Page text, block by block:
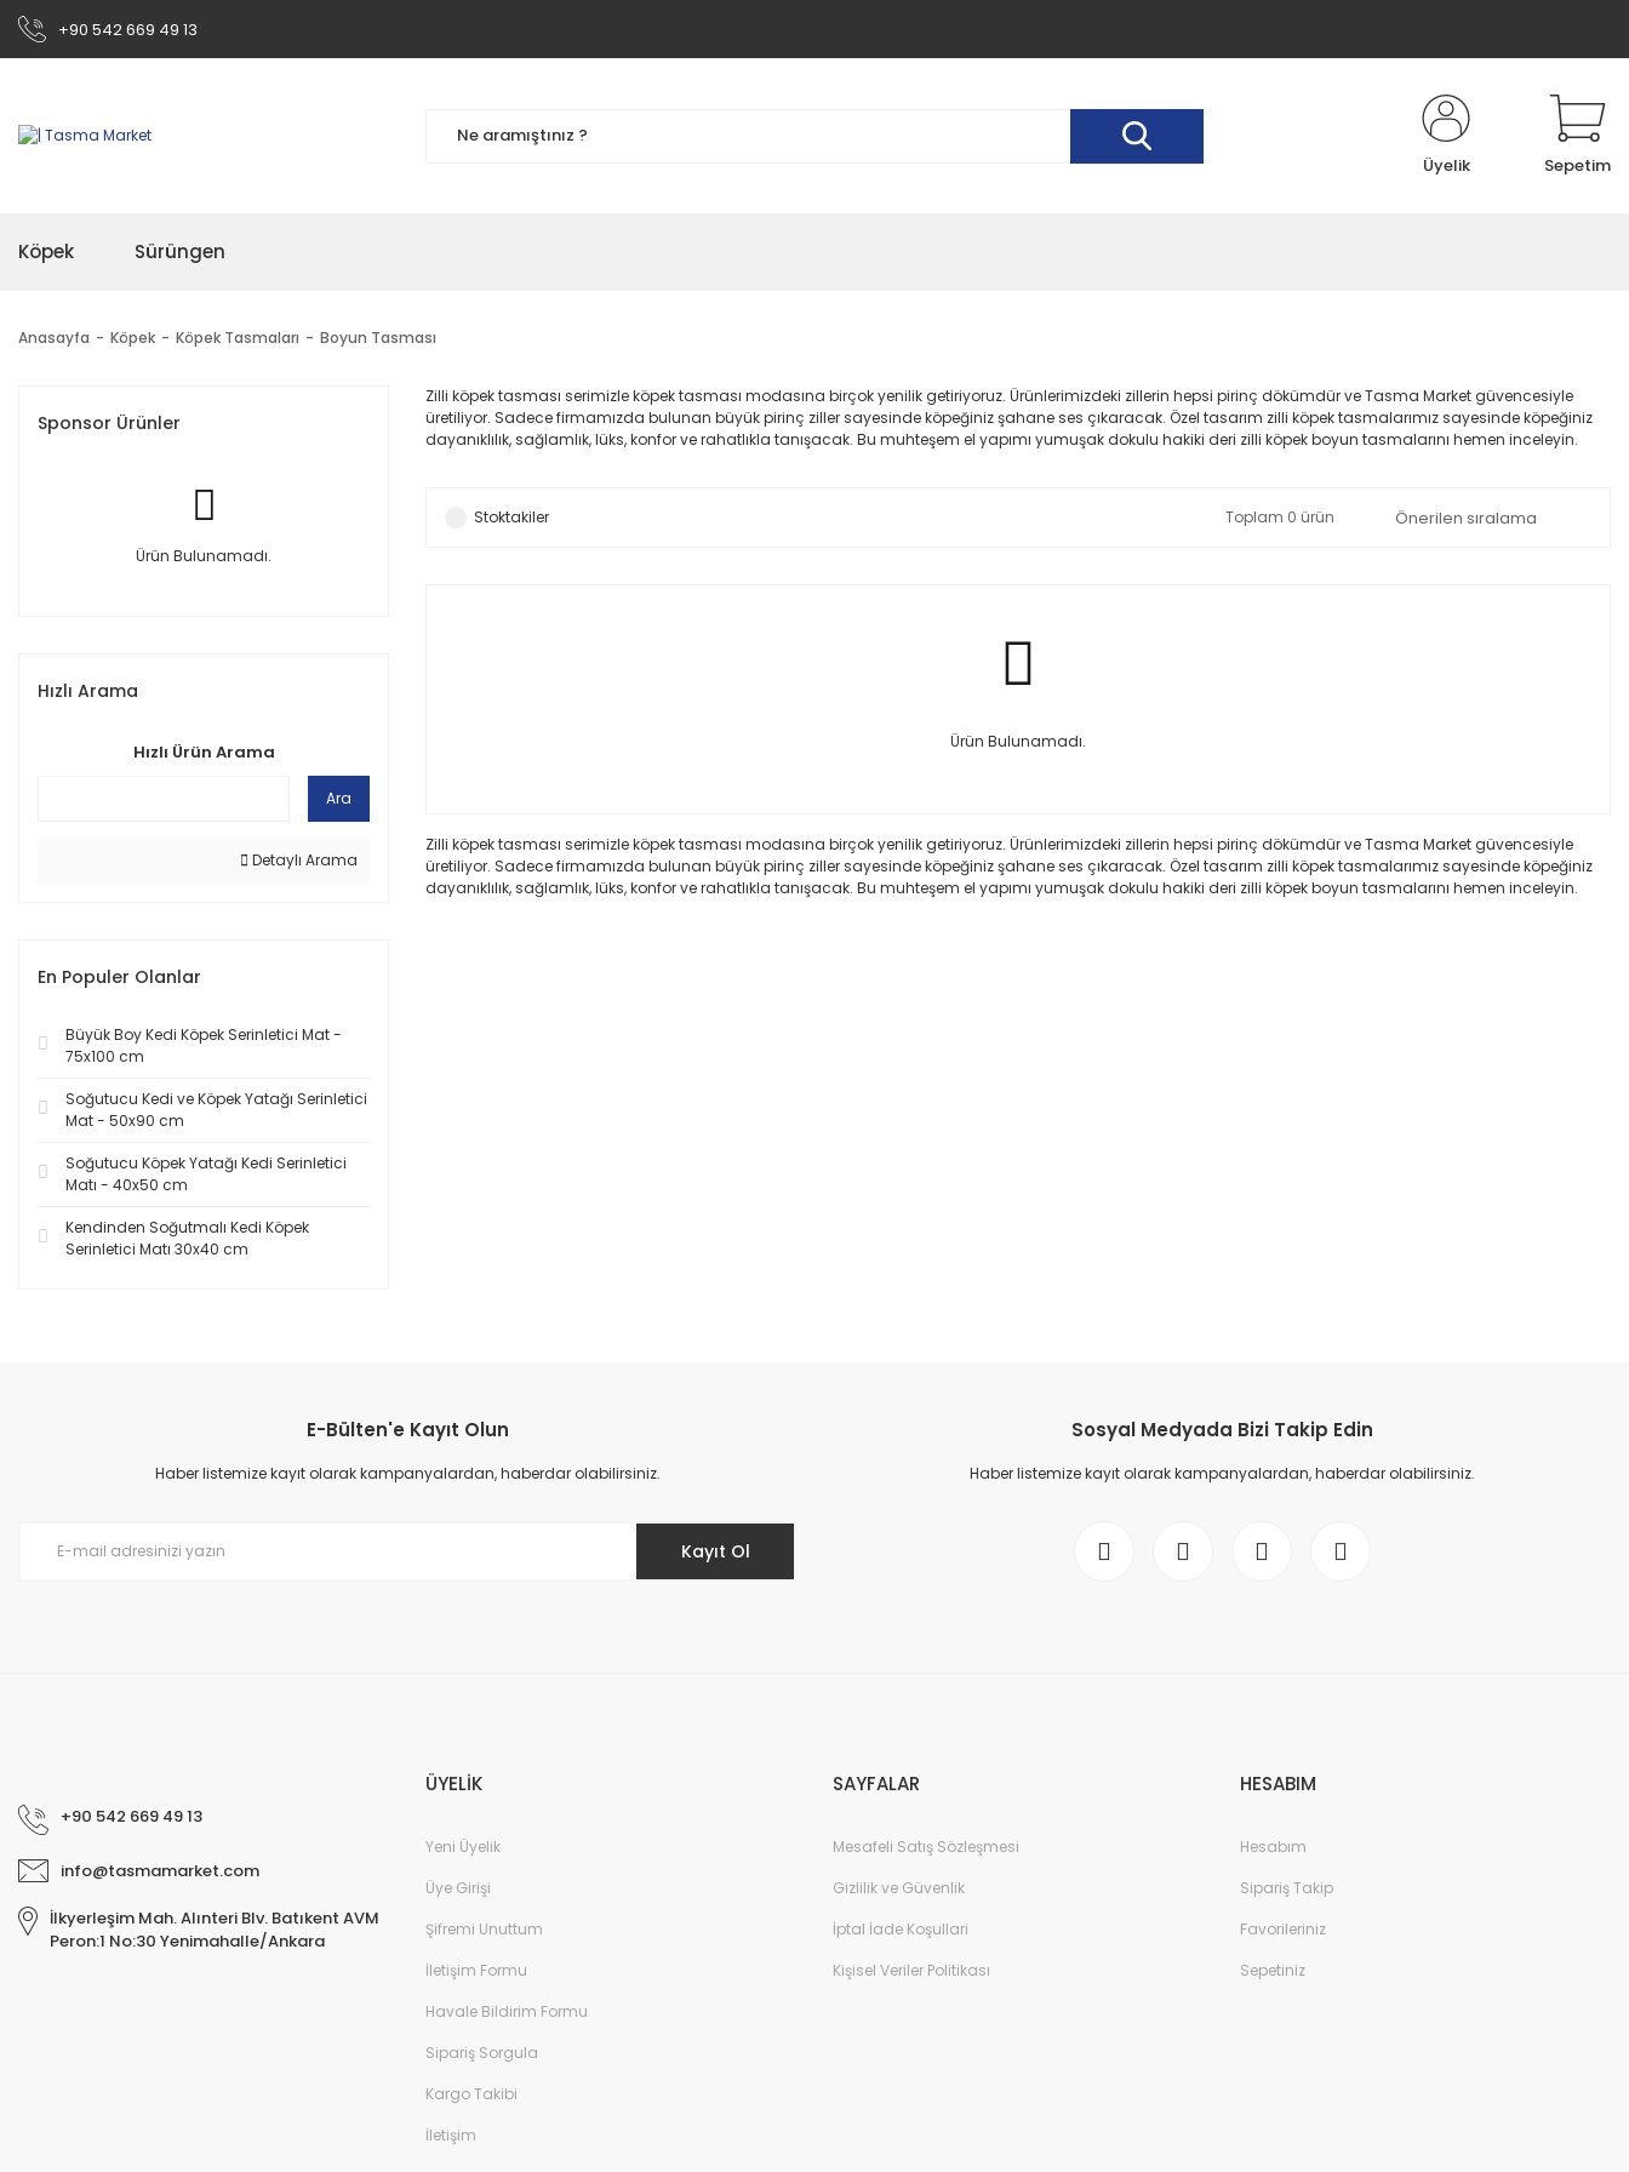
+90 542 669 49 13
Üyelik Sepetim
Köpek Sürüngen
Anasayfa Köpek Köpek Tasmaları Boyun Tasması
Sponsor Ürünler
Ürün Bulunamadı.
Hızlı Arama
Hızlı Ürün Arama
Ara
Detaylı Arama
En Populer Olanlar
Büyük Boy Kedi Köpek Serinletici Mat -
75x100 cm
Soğutucu Kedi ve Köpek Yatağı Serinletici
Mat - 50x90 cm
Soğutucu Köpek Yatağı Kedi Serinletici
Matı - 40x50 cm
Kendinden Soğutmalı Kedi Köpek
Serinletici Matı 30x40 cm
Zilli köpek tasması serimizle köpek tasması modasına birçok yenilik getiriyoruz. Ürünlerimizdeki zillerin hepsi pirinç dökümdür ve Tasma Market güvencesiyle
üretiliyor. Sadece firmamızda bulunan büyük pirinç ziller sayesinde köpeğiniz şahane ses çıkaracak. Özel tasarım zilli köpek tasmalarımız sayesinde köpeğiniz
dayanıklılık, sağlamlık, lüks, konfor ve rahatlıkla tanışacak. Bu muhteşem el yapımı yumuşak dokulu hakiki deri zilli köpek boyun tasmalarını hemen inceleyin.
Stoktakiler Toplam 0 ürün
Ürün Bulunamadı.
Zilli köpek tasması serimizle köpek tasması modasına birçok yenilik getiriyoruz. Ürünlerimizdeki zillerin hepsi pirinç dökümdür ve Tasma Market güvencesiyle
üretiliyor. Sadece firmamızda bulunan büyük pirinç ziller sayesinde köpeğiniz şahane ses çıkaracak. Özel tasarım zilli köpek tasmalarımız sayesinde köpeğiniz
dayanıklılık, sağlamlık, lüks, konfor ve rahatlıkla tanışacak. Bu muhteşem el yapımı yumuşak dokulu hakiki deri zilli köpek boyun tasmalarını hemen inceleyin.
E-Bülten'e Kayıt Olun
Haber listemize kayıt olarak kampanyalardan, haberdar olabilirsiniz.
Kayıt Ol
Sosyal Medyada Bizi Takip Edin
Haber listemize kayıt olarak kampanyalardan, haberdar olabilirsiniz.
+90 542 669 49 13
info@tasmamarket.com
İlkyerleşim Mah. Alınteri Blv. Batıkent AVM
Peron:1 No:30 Yenimahalle/Ankara
ÜYELİK
Yeni Üyelik
Üye Girişi
Şifremi Unuttum
İletişim Formu
Havale Bildirim Formu
Sipariş Sorgula
Kargo Takibi
İletişim
SAYFALAR
Mesafeli Satış Sözleşmesi
Gizlilik ve Güvenlik
İptal İade Koşullari
Kişisel Veriler Politikası
HESABIM
Hesabım
Sipariş Takip
Favorileriniz
Sepetiniz